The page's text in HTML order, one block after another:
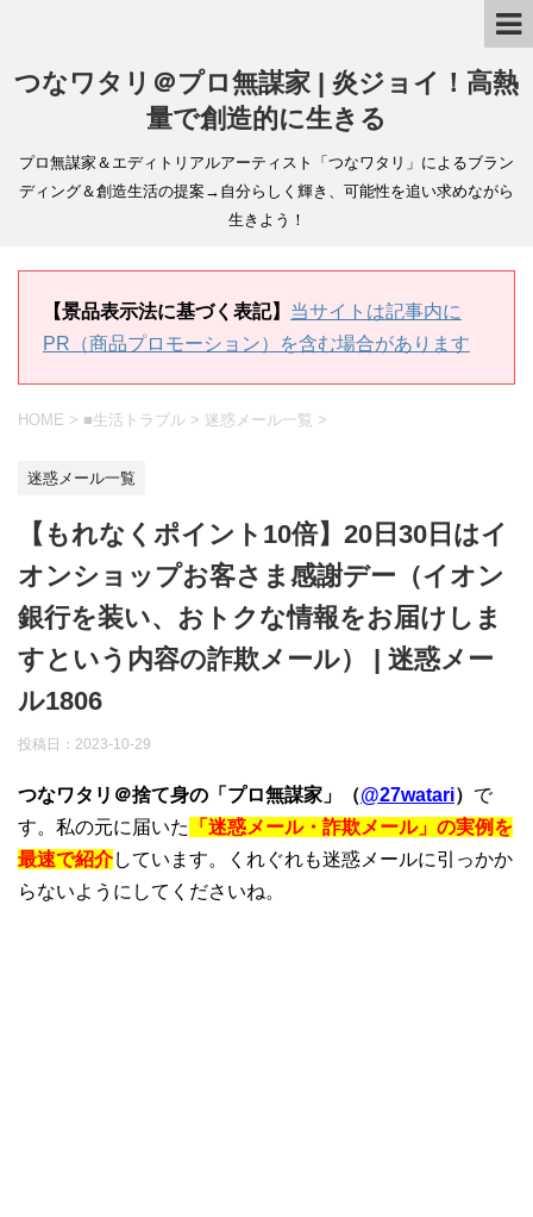
つなワタリ＠プロ無謀家 | 炎ジョイ！高熱
量で創造的に生きる
プロ無謀家＆エディトリアルアーティスト「つなワタリ」によるブラン
ディング＆創造生活の提案→自分らしく輝き、可能性を追い求めながら
生きよう！
【景品表示法に基づく表記】 当サイトは記事内に
PR（商品プロモーション）を含む場合があります
HOME > ■生活トラブル > 迷惑メール一覧 >
迷惑メール一覧
【もれなくポイント10倍】20日30日はイ
オンショップお客さま感謝デー（イオン
銀行を装い、おトクな情報をお届けしま
すという内容の詐欺メール） | 迷惑メー
ル1806
投稿日： 2023-10-29
つなワタリ＠捨て身の「プロ無謀家」（@27watari） で
す。私の元に届いた
「迷惑メール・詐欺メール」の実例を
最速で紹介しています。くれぐれも迷惑メールに引っかか
らないようにしてくださいね。